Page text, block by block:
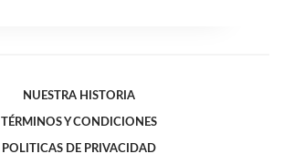
NUESTRA HISTORIA
TÉRMINOS Y CONDICIONES
POLITICAS DE PRIVACIDAD